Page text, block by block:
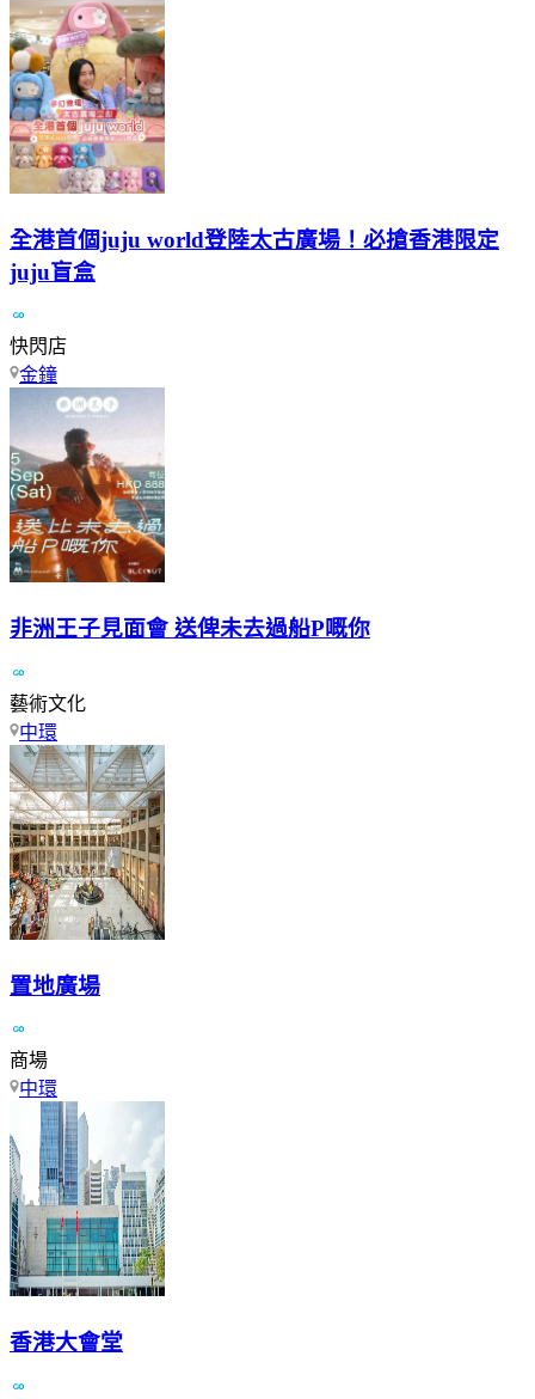
全港首個juju world登陸太古廣場！必搶香港限定
juju盲盒
快閃店
金鐘
非洲王子見面會 送俾未去過船P嘅你
藝術文化
中環
置地廣場
商場
中環
香港大會堂